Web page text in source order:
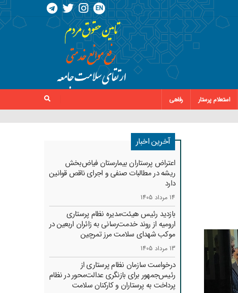
EN
استعلام پرستار
رفاهی
آخرین اخبار
اعتراض پرستاران بیمارستان فیاض‌بخش
ریشه در مطالبات صنفی و اجرای ناقص قوانین
دارد
14 مرداد 1405
بازدید رئیس هیئت‌مدیره نظام پرستاری
ارومیه از روند خدمت‌رسانی به زائران اربعین در
موکب شهدای سلامت مرز تمرچین
13 مرداد 1405
درخواست سازمان نظام پرستاری از
رئیس‌جمهور برای بازنگری عدالت‌محور در نظام
پرداخت به پرستاران و کارکنان سلامت